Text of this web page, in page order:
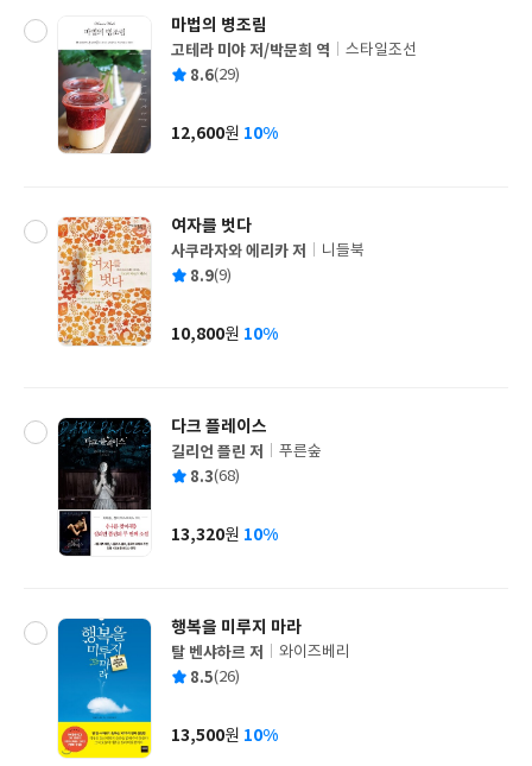
마법의 병조림
글
쓴
고테라 미야 저/박문희 역
출
사
스타일조선
평 8.6(29)
가
12,600원 10%
여자를 벗다
글
쓴
사쿠라자와 에리카 저
출
사
니들북
평 8.9(9)
가
10,800원 10%
다크 플레이스
글
쓴
길리언 플린 저
출
사
푸른숲
평 8.3(68)
가
13,320원 10%
행복을 미루지 마라
글
쓴
탈 벤샤하르 저
출
사
와이즈베리
평 8.5(26)
가
13,500원 10%